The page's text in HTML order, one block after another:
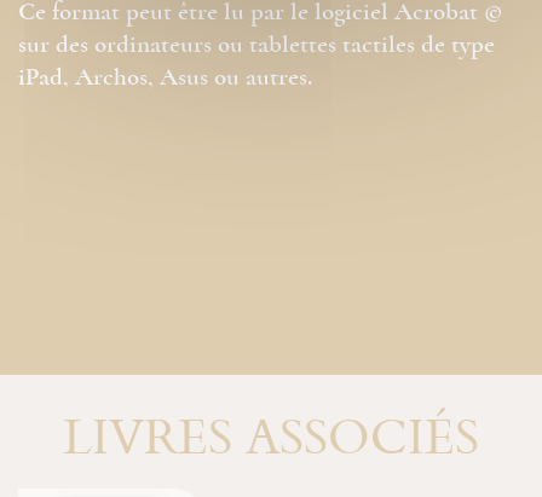
Ce format peut être lu par le logiciel Acrobat ©
sur des ordinateurs ou tablettes tactiles de type
iPad, Archos, Asus ou autres.
LIVRES ASSOCIÉS